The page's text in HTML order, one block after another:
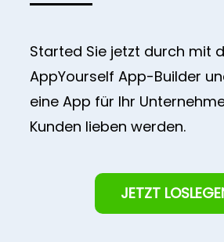
Started Sie jetzt durch mit
AppYourself App-Builder
eine App für Ihr
Kunden lieben werden.
JETZT